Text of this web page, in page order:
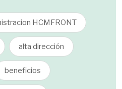
HCMFRONT
alta dirección
beneficios